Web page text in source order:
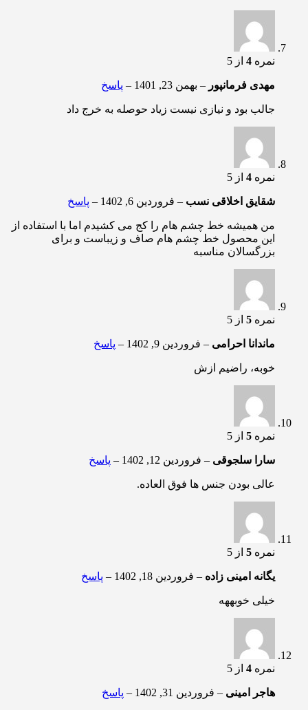
نمره 4 از 5
مهدی فرمانپور – بهمن 23, 1401 – پاسخ
جالب بود و نیازی نیست زیاد حوصله به خرج داد
نمره 4 از 5
شقایق اخلاقی نسب – فروردین 6, 1402 – پاسخ
من همیشه خط چشم هام را کج می کشیدم اما با استفاده از
این محصول خط چشم هام صاف و زیباست و برای
بزرگسالان مناسبه
نمره 5 از 5
ماندانا احرامی – فروردین 9, 1402 – پاسخ
خوبه، راضیم ازش
نمره 5 از 5
سارا سلجوقی – فروردین 12, 1402 – پاسخ
عالی بودن جنس ها فوق العاده.
نمره 5 از 5
یگانه امینی زاده – فروردین 18, 1402 – پاسخ
خیلی خوبههه
نمره 4 از 5
هاجر امینی – فروردین 31, 1402 – پاسخ